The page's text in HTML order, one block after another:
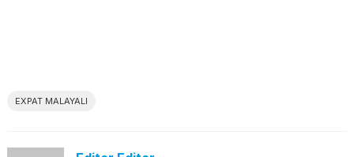
EXPAT MALAYALI